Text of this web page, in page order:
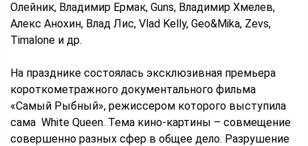
Олейник, Владимир Ермак, Guns, Владимир Хмелев,
Алекс Анохин, Влад Лис, Vlad Kelly, Geo&Mika, Zevs,
Timalone и др.
На празднике состоялась эксклюзивная премьера
короткометражного документального фильма
«Самый Рыбный», режиссером которого выступила
сама White Queen. Тема кино-картины – совмещение
совершенно разных сфер в общее дело. Разрушение